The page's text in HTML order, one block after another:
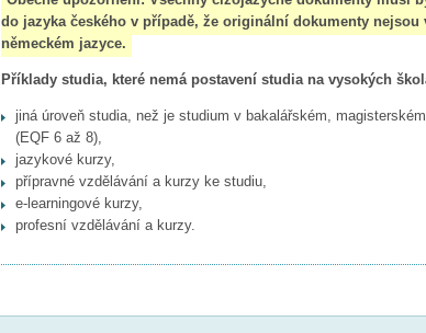
do jazyka českého v případě, že originální dokumenty
německém jazyce.
Příklady studia, které nemá postavení studia na vysokých
jiná úroveň studia, než je studium v bakalářském,
(EQF 6 až 8),
jazykové kurzy,
přípravné vzdělávání a kurzy ke studiu,
e-learningové kurzy,
profesní vzdělávání a kurzy.